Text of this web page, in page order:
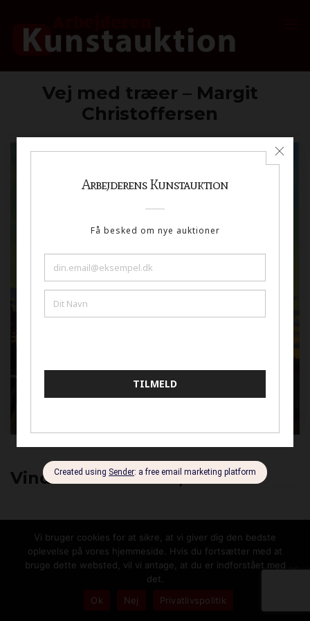
Vej med træer – Margit
Christoffersen
Vindende bud: 950,00kr.
DESCRIPTION
AUKTIONS-HISTORIK
Margit Christoffersen maler primært med acryl,
Vi bruger cookies for at sikre, at vi giver dig den bedste
oplevelse på vores hjemmeside. Hvis du fortsætter med at
bruge dette websted, vil vi antage, at du er indforstået med
det.
Ok
Nej Privatlivspolitik